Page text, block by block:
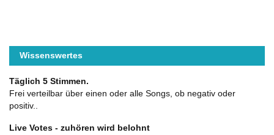
Wissenswertes
Täglich 5 Stimmen.
Frei verteilbar über einen oder alle Songs, ob negativ oder
positiv..
Live Votes - zuhören wird belohnt